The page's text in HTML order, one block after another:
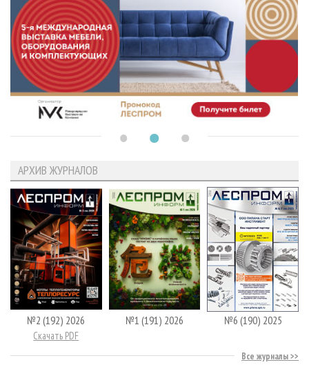
АРХИВ ЖУРНАЛОВ
№2 (192) 2026
Скачать PDF
№1 (191) 2026 №6 (190) 2025
Все журналы